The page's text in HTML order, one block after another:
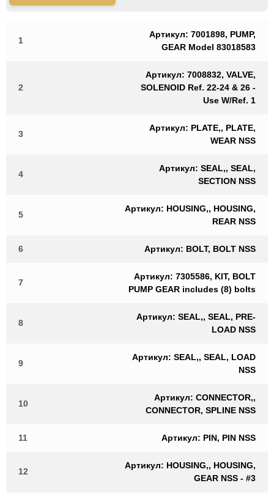
1
Артикул: 7001898, PUMP,
GEAR Model 83018583
2
Артикул: 7008832, VALVE,
SOLENOID Ref. 22-24 & 26 -
Use W/Ref. 1
3
Артикул: PLATE,, PLATE,
WEAR NSS
4
Артикул: SEAL,, SEAL,
SECTION NSS
5
Артикул: HOUSING,, HOUSING,
REAR NSS
6 Артикул: BOLT, BOLT NSS
7
Артикул: 7305586, KIT, BOLT
PUMP GEAR includes (8) bolts
8
Артикул: SEAL,, SEAL, PRE-
LOAD NSS
9
Артикул: SEAL,, SEAL, LOAD
NSS
10
Артикул: CONNECTOR,,
CONNECTOR, SPLINE NSS
11 Артикул: PIN, PIN NSS
12
Артикул: HOUSING,, HOUSING,
GEAR NSS - #3